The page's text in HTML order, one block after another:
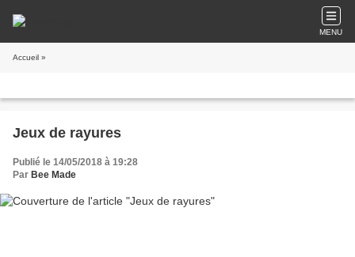
MENU
Accueil »
Jeux de rayures
Publié le 14/05/2018 à 19:28
Par Bee Made